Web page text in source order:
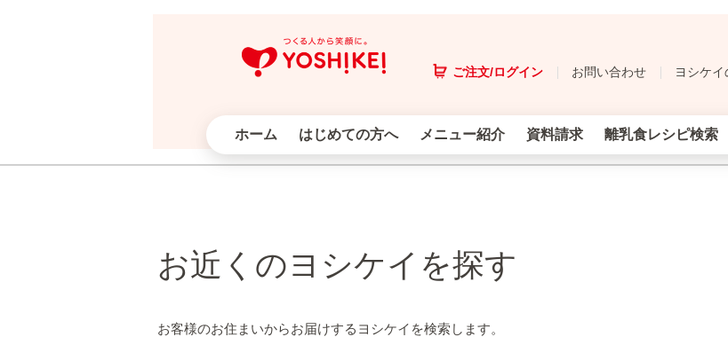
ご注文/ログイン お問い合わせ ヨシケ
ホーム はじめての方へ メニュー紹介 資料請求 離乳食レシピ検索
お近くのヨシケイを探す
お客様のお住まいからお届けするヨシケイを検索します。